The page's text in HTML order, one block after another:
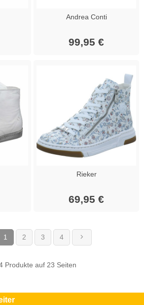
Andrea Conti
99,95 €
Rieker
69,95 €
1 (current)
2 3 4
Produkte auf 23 Seiten